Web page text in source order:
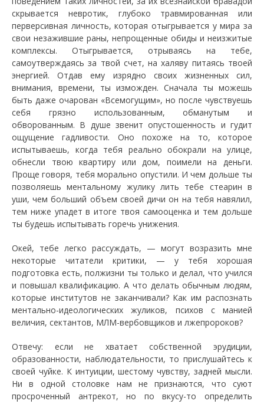
скрывается невротик, глубоко травмированная или
перверсивная личность, которая отыгрывается у мира за
свои незажившие раны, непрощенные обиды и неизжитые
комплексы. Отыгрывается, отрываясь на тебе,
самоутверждаясь за твой счет, на халяву питаясь твоей
энергией. Отдав ему изрядно своих жизненных сил,
внимания, времени, ты изможден. Сначала ты можешь
быть даже очарован «Всемогущим», но после чувствуешь
себя грязно использованным, обманутым и
обворованным. В душе звенит опустошенность и гудит
ощущение гадливости. Оно похоже на то, которое
испытываешь, когда тебя реально обокрали на улице,
обнесли твою квартиру или дом, поимели на деньги.
Проще говоря, тебя морально опустили. И чем дольше ты
позволяешь ментальному жулику лить тебе стеарин в
уши, чем больший объем своей дичи он на тебя навялил,
тем ниже упадет в итоге твоя самооценка и тем дольше
ты будешь испытывать горечь унижения.
Окей, тебе легко рассуждать, — могут возразить мне
некоторые читатели критики, — у тебя хорошая
подготовка есть, полжизни ты только и делал, что учился
и повышал квалификацию. А что делать обычным людям,
которые институтов не заканчивали? Как им распознать
ментально-идеологических жуликов, психов с манией
величия, сектантов, МЛМ-вербовщиков и лжепророков?
Отвечу: если не хватает собственной эрудиции,
образованности, наблюдательности, то прислушайтесь к
своей чуйке. К интуиции, шестому чувству, задней мысли.
Ни в одной столовке нам не признаются, что суют
просроченный антрекот, но по вкусу-то определить